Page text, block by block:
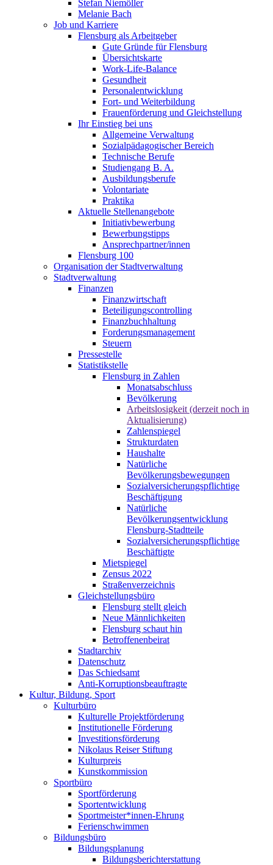
Stefan Niemöller
Melanie Bach
Job und Karriere
Flensburg als Arbeitgeber
Gute Gründe für Flensburg
Übersichtskarte
Work-Life-Balance
Gesundheit
Personalentwicklung
Fort- und Weiterbildung
Frauenförderung und Gleichstellung
Ihr Einstieg bei uns
Allgemeine Verwaltung
Sozialpädagogischer Bereich
Technische Berufe
Studiengang B. A.
Ausbildungsberufe
Volontariate
Praktika
Aktuelle Stellenangebote
Initiativbewerbung
Bewerbungstipps
Ansprechpartner/innen
Flensburg 100
Organisation der Stadtverwaltung
Stadtverwaltung
Finanzen
Finanzwirtschaft
Beteiligungscontrolling
Finanzbuchhaltung
Forderungsmanagement
Steuern
Pressestelle
Statistikstelle
Flensburg in Zahlen
Monatsabschluss
Bevölkerung
Arbeitslosigkeit (derzeit noch in
Aktualisierung)
Zahlenspiegel
Strukturdaten
Haushalte
Natürliche
Bevölkerungsbewegungen
Sozialversicherungspflichtige
Beschäftigung
Natürliche
Bevölkerungsentwicklung
Flensburg-Stadtteile
Sozialversicherungspflichtige
Beschäftigte
Mietspiegel
Zensus 2022
Straßenverzeichnis
Gleichstellungsbüro
Flensburg stellt gleich
Neue Männlichkeiten
Flensburg schaut hin
Betroffenenbeirat
Stadtarchiv
Datenschutz
Das Schiedsamt
Anti-Korruptionsbeauftragte
Kultur, Bildung, Sport
Kulturbüro
Kulturelle Projektförderung
Institutionelle Förderung
Investitionsförderung
Nikolaus Reiser Stiftung
Kulturpreis
Kunstkommission
Sportbüro
Sportförderung
Sportentwicklung
Sportmeister*innen-Ehrung
Ferienschwimmen
Bildungsbüro
Bildungsplanung
Bildungsberichterstattung